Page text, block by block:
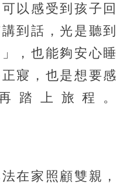
以感受到孩子回
到話，光是聽到
，也能夠安心睡
寢，也是想要感
踏上旅程。
在家照顧雙親，